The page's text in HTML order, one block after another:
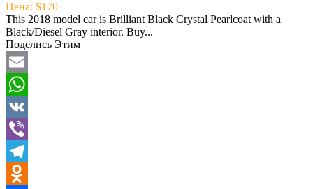
Цена: $170
This 2018 model car is Brilliant Black Crystal Pearlcoat with a
Black/Diesel Gray interior. Buy...
Поделись Этим
Email
WhatsApp
VK
Viber
Telegram